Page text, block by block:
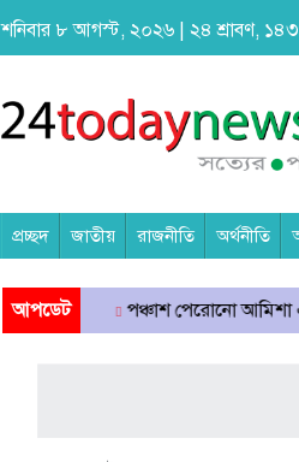
শনিবার ৮ আগস্ট, ২০২৬ | ২৪ শ্রাবণ,
প্রচ্ছদ জাতীয় রাজনীতি অর্থনীতি
আপডেট
পঞ্চাশ পেরোনো আমিশা এখনও ‘সিঙ্গেল’